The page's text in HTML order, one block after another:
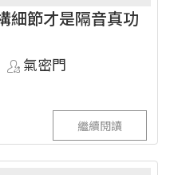
細節才是隔音真功
氣密門
繼續閱讀